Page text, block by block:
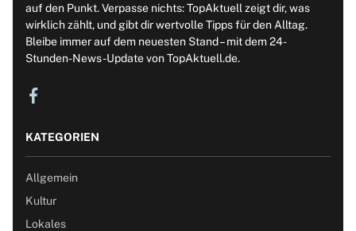
auf den Punkt. Verpasse nichts: TopAktuell zeigt dir, was
wirklich zählt, und gibt dir wertvolle Tipps für den Alltag.
Bleibe immer auf dem neuesten Stand – mit dem 24-
Stunden-News-Update von TopAktuell.de.
KATEGORIEN
Allgemein
Kultur
Lokales